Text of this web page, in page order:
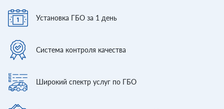
Установка ГБО за 1 день
Система контроля качества
Широкий спектр услуг по ГБО